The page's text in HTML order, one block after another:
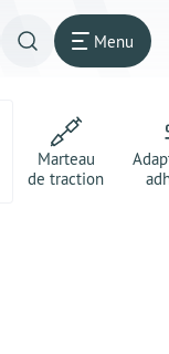
Menu
Marteau
de traction